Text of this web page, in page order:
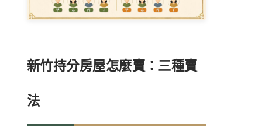
新竹持分房屋怎麼賣：三種賣
法